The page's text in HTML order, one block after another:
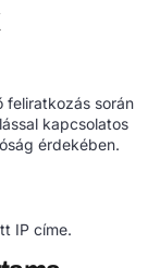
feliratkozás során
kapcsolatos
érdekében.
IP címe.